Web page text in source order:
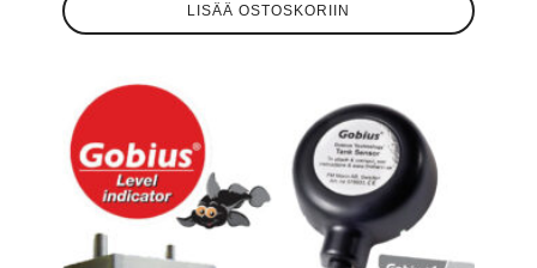
LISÄÄ OSTOSKORIIN